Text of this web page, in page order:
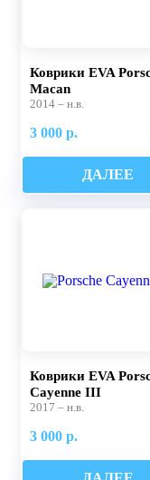
Коврики EVA
Macan
2014 – н.в.
3 000 р.
ДАЛЕЕ
Коврики EVA
Cayenne III
2017 – н.в.
3 000 р.